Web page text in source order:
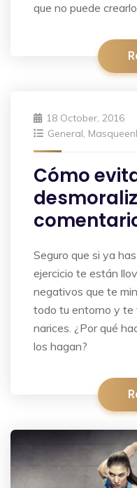
que no puede
18 October, 2016
General,
Cómo
Seguro que si ya
ejercicio te están
negativos que te
todo tu entorno y te
narices. ¿Por qué
los hagan?